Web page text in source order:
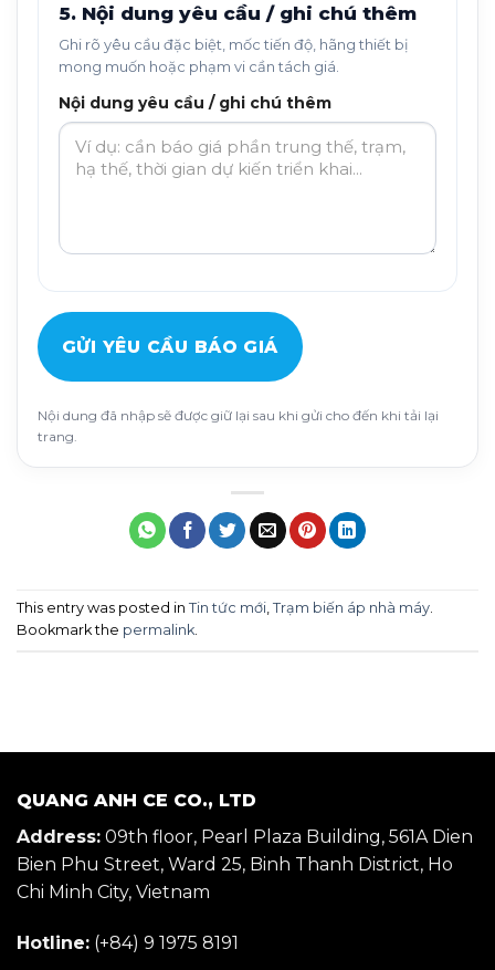
5. Nội dung yêu cầu / ghi chú thêm
Ghi rõ yêu cầu đặc biệt, mốc tiến độ, hãng thiết bị
mong muốn hoặc phạm vi cần tách giá.
Nội dung yêu cầu / ghi chú thêm
GỬI YÊU CẦU BÁO GIÁ
Nội dung đã nhập sẽ được giữ lại sau khi gửi cho đến khi tải lại
trang.
This entry was posted in Tin tức mới, Trạm biến áp nhà máy.
Bookmark the permalink.
QUANG ANH CE CO., LTD
Address: 09th floor, Pearl Plaza Building, 561A Dien
Bien Phu Street, Ward 25, Binh Thanh District, Ho
Chi Minh City, Vietnam
Hotline: (+84) 9 1975 8191